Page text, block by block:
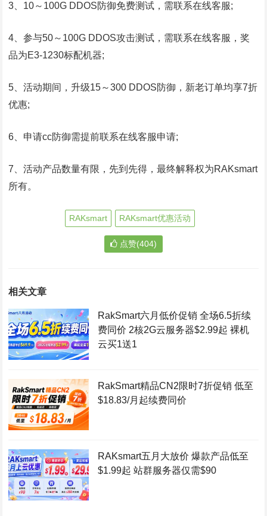
3、10～100G DDOS防御免费测试，需联系在线客服;
4、参与50～100G DDOS攻击测试，需联系在线客服，奖
品为E3-1230标配机器;
5、活动期间，升级15～300 DDOS防御，新老订单均享7折
优惠;
6、申请cc防御需提前联系在线客服申请;
7、活动产品数量有限，先到先得，最终解释权为RAKsmart
所有。
RAKsmart RAKsmart优惠活动
点赞(404)
相关文章
RakSmart六月低价促销 全场6.5折续
费同价 2核2G云服务器$2.99起 裸机
云买1送1
RakSmart精品CN2限时7折促销 低至
$18.83/月起续费同价
RAKsmart五月大放价 爆款产品低至
$1.99起 站群服务器仅需$90